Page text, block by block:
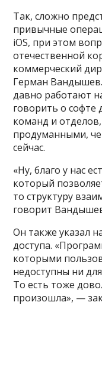
Так, сложно
привычные
iOS, при этом
отечественной
коммерческий
Герман
давно работают
говорить о
команд и
продуманными,
сейчас.
«Ну, благо у нас
который
то структуру
говорит
Он также указал
доступа.
которыми
недоступны ни
То есть тоже
произошла», —